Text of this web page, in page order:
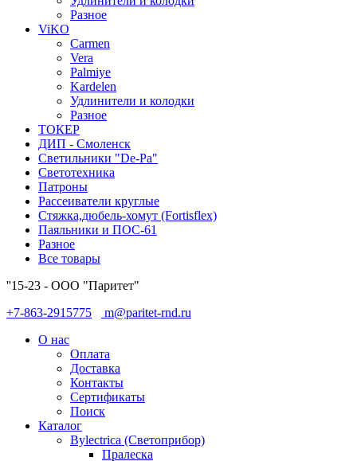
Разное
ViKO
Carmen
Vera
Palmiye
Kardelen
Удлинители и колодки
Разное
ТОКЕР
ДИП - Смоленск
Светильники "De-Pa"
Светотехника
Патроны
Рассеиватели круглые
Стяжка,дюбель-хомут (Fortisflex)
Паяльники и ПОС-61
Разное
Все товары
''15-23 - ООО "Паритет"
+7-863-2915775
m@paritet-rnd.ru
О нас
Оплата
Доставка
Контакты
Сертификаты
Поиск
Каталог
Bylectrica (Светоприбор)
Пралеска